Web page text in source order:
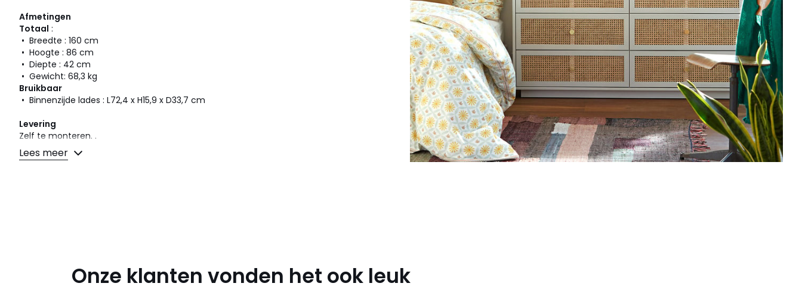
Afmetingen
Totaal :
• Breedte : 160 cm
• Hoogte : 86 cm
• Diepte : 42 cm
• Gewicht: 68,3 kg
Bruikbaar
• Binnenzijde lades : L72,4 x H15,9 x D33,7 cm
Levering
Zelf te monteren. .
! .
Lees meer
Onze klanten vonden het ook leuk